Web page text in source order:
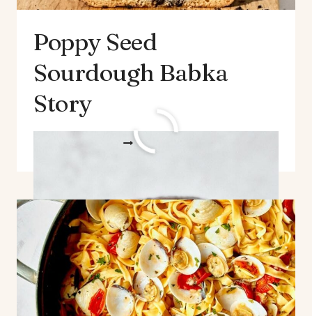
Poppy Seed
Sourdough Babka
Story
POPPY
BABKA
STORY